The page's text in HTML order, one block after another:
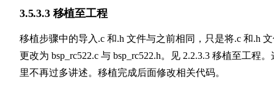
3.5.3.3 移植至工程
移植步骤中的导入.c 和.h 文件与之前相同，只是将.c 和.h
更改为 bsp_rc522.c 与 bsp_rc522.h。见 2.2.3.3 移植至工程。
里不再过多讲述。移植完成后面修改相关代码。